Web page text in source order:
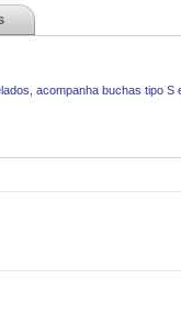
acompanha buchas tipo S